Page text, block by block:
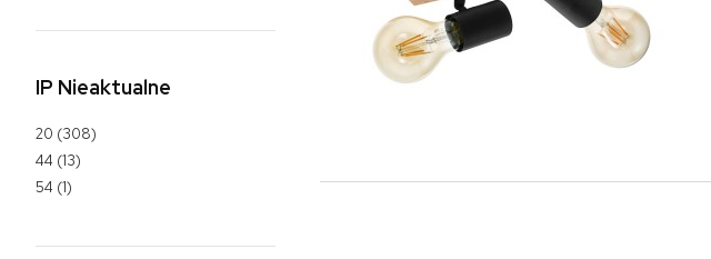
IP Nieaktualne
20 (308)
44 (13)
54 (1)